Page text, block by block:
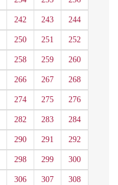
242 243 244
250 251 252
258 259 260
266 267 268
274 275 276
282 283 284
290 291 292
298 299 300
306 307 308